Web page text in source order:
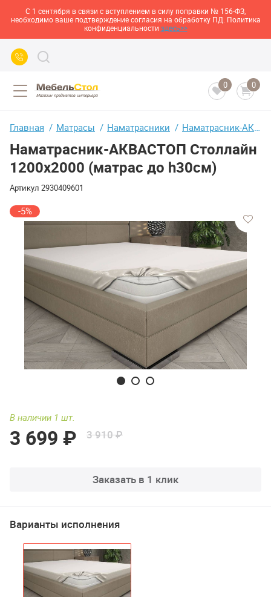
С 1 сентября в связи с вступлением в силу поправки № 156-ФЗ,
необходимо ваше подтверждение согласия на обработку ПД. Политика
конфиденциальности здесь>>
0 0
Главная Матрасы Наматрасники Наматрасник-АКВАСТОП Столлайн 1200х2000 (матрас до h30см)
Наматрасник-АКВАСТОП Столлайн
1200х2000 (матрас до h30см)
Артикул 2930409601
-5%
В наличии 1 шт.
3 699 ₽ 3 910 ₽
Заказать в 1 клик
Варианты исполнения